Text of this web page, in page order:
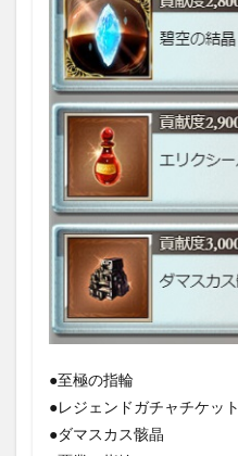
●至極の指輪
●レジェンドガチャチケット
●ダマスカス骸晶